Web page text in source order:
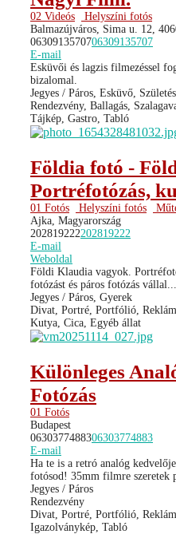
02 Videós
Helyszíni fotós
Balmazújváros, Sima u. 12,
0630913570706309135707
E-mail
Esküvői és lagzis filmezéssel
bizalomal.
Jegyes / Páros, Esküvő,
Rendezvény, Ballagás,
Tájkép, Gastro, Tabló
Földia fotó -
Portréfotózás,
01 Fotós Helyszíni fotós
Ajka, Magyarország
202819222202819222
E-mail
Weboldal
Földi Klaudia vagyok.
fotózást és páros fotózás vállal...
Jegyes / Páros, Gyerek
Divat, Portré, Portfólió,
Kutya, Cica, Egyéb állat
Különleges
Fotózás
01 Fotós
Budapest
0630377488306303774883
E-mail
Ha te is a retró analóg
fotósod! 35mm filmre szeretek
Jegyes / Páros
Rendezvény
Divat, Portré, Portfólió,
Igazolványkép, Tabló